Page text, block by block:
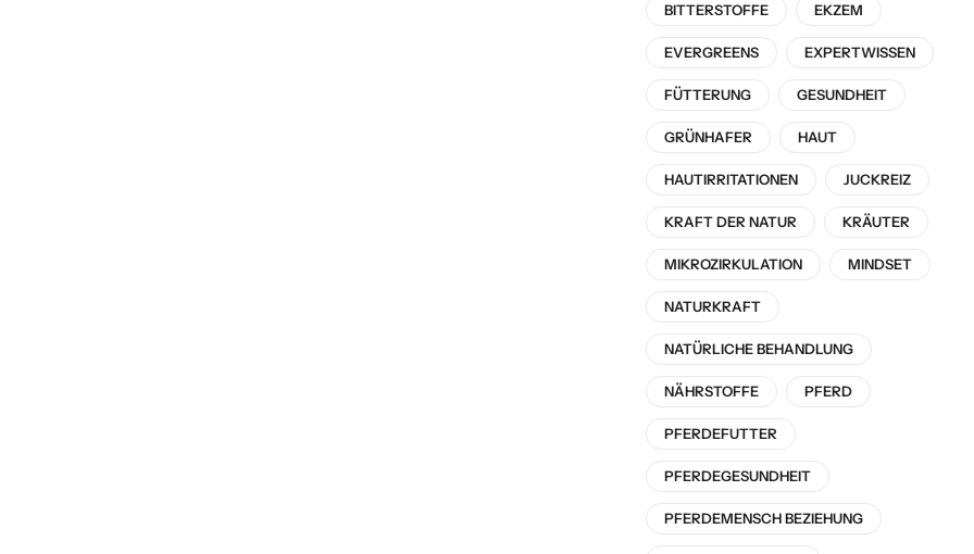
BITTERSTOFFE EKZEM
EVERGREENS EXPERTWISSEN
FÜTTERUNG GESUNDHEIT
GRÜNHAFER HAUT
HAUTIRRITATIONEN JUCKREIZ
KRAFT DER NATUR KRÄUTER
MIKROZIRKULATION MINDSET
NATURKRAFT
NATÜRLICHE BEHANDLUNG
NÄHRSTOFFE PFERD
PFERDEFUTTER
PFERDEGESUNDHEIT
PFERDEMENSCH BEZIEHUNG